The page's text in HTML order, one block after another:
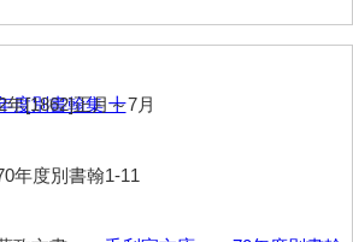
家文庫
度別書翰集 十
年度別書翰1-11
年[1862]正月～7月